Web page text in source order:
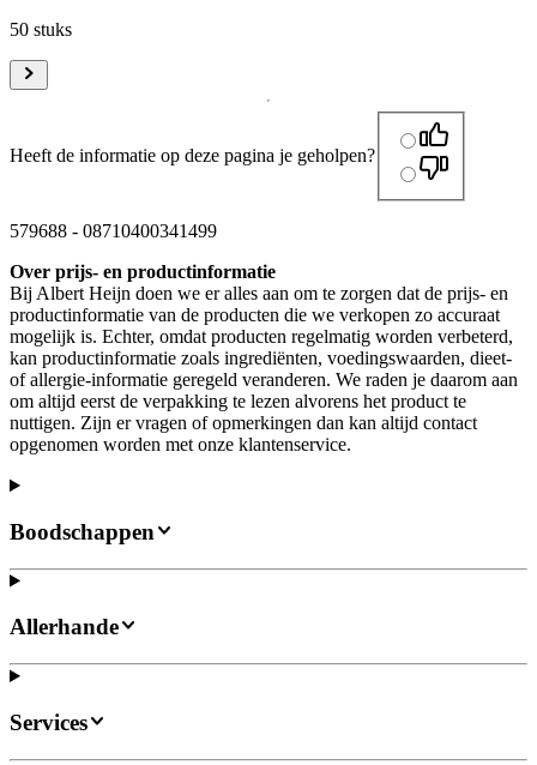
50 stuks
Heeft de informatie op deze pagina je geholpen?
579688 - 08710400341499
Over prijs- en productinformatie
Bij Albert Heijn doen we er alles aan om te zorgen dat de prijs- en
productinformatie van de producten die we verkopen zo accuraat
mogelijk is. Echter, omdat producten regelmatig worden verbeterd,
kan productinformatie zoals ingrediënten, voedingswaarden, dieet-
of allergie-informatie geregeld veranderen. We raden je daarom aan
om altijd eerst de verpakking te lezen alvorens het product te
nuttigen. Zijn er vragen of opmerkingen dan kan altijd contact
opgenomen worden met onze klantenservice.
Boodschappen
Allerhande
Services